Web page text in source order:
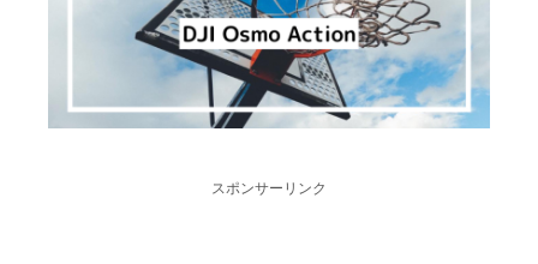
スポンサーリンク